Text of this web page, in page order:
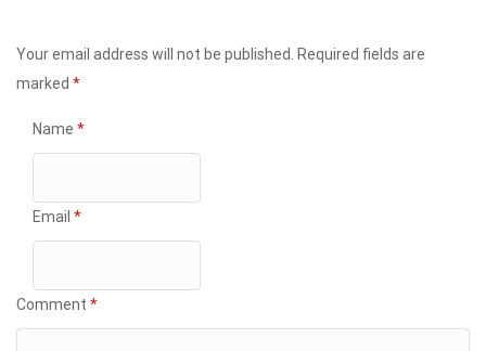
Your email address will not be published.
Required fields are
marked *
Name *
Email *
Comment *